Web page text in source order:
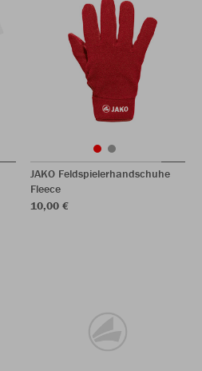
JAKO Feldspielerhandschuhe
Fleece
10,00 €